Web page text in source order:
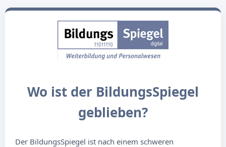
Wo ist der BildungsSpiegel
geblieben?
Der BildungsSpiegel ist nach einem schweren